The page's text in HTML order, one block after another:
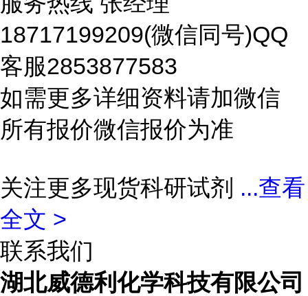
18717199209(微信同号)QQ
客服2853877583
如需更多详细资料请加微信
所有报价微信报价为准
关注更多现货科研试剂 ...查看
全文 >
联系我们
湖北威德利化学科技有限公司